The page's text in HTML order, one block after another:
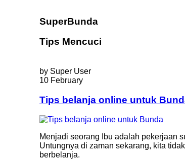
SuperBunda
Tips Mencuci
by Super User
10 February
Tips belanja online untuk
Menjadi seorang Ibu adalah pekerjaan
Untungnya di zaman sekarang, kita
berbelanja.